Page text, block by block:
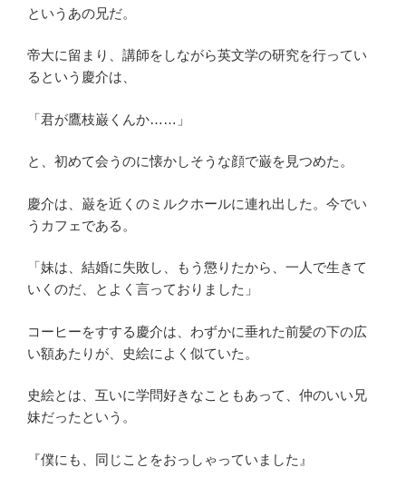
というあの兄だ。
帝大に留まり、講師をしながら英文学の研究を行ってい
るという慶介は、
「君が鷹枝巌くんか……」
と、初めて会うのに懐かしそうな顔で巌を見つめた。
慶介は、巌を近くのミルクホールに連れ出した。今でい
うカフェである。
「妹は、結婚に失敗し、もう懲りたから、一人で生きて
いくのだ、とよく言っておりました」
コーヒーをすする慶介は、わずかに垂れた前髪の下の広
い額あたりが、史絵によく似ていた。
史絵とは、互いに学問好きなこともあって、仲のいい兄
妹だったという。
『僕にも、同じことをおっしゃっていました』